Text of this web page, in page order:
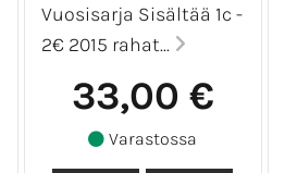
Vuosisarja Sisältää 1c -
2€ 2015 rahat...
33,00 €
Varastossa